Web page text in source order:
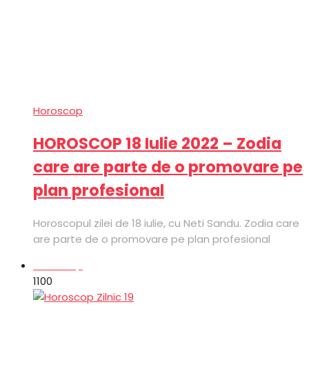
Horoscop
HOROSCOP 18 Iulie 2022 – Zodia
care are parte de o promovare pe
plan profesional
Horoscopul zilei de 18 iulie, cu Neti Sandu. Zodia care
are parte de o promovare pe plan profesional
1100